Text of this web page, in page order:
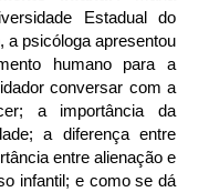
Estadual do
a psicóloga apresentou
humano para a
conversar com a
a importância da
a diferença entre
entre alienação e
infantil; e como se dá